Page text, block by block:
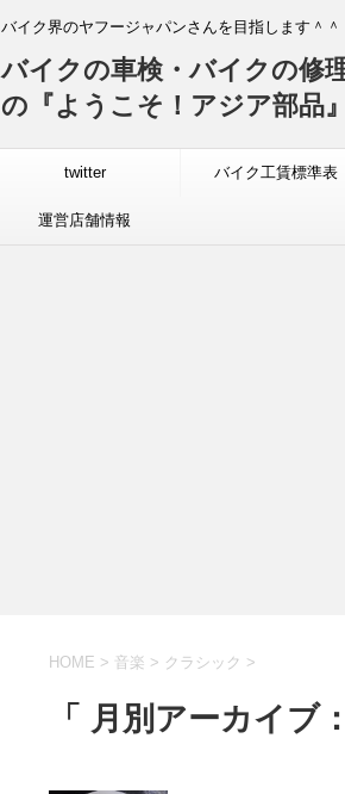
バイク界のヤフージャパンさんを目指します＾＾
バイクの車検・バイクの修
の『ようこそ！アジア部品』
twitter バイク工賃標準表
運営店舗情報
HOME > 音楽 > クラシック >
「 月別アーカイブ